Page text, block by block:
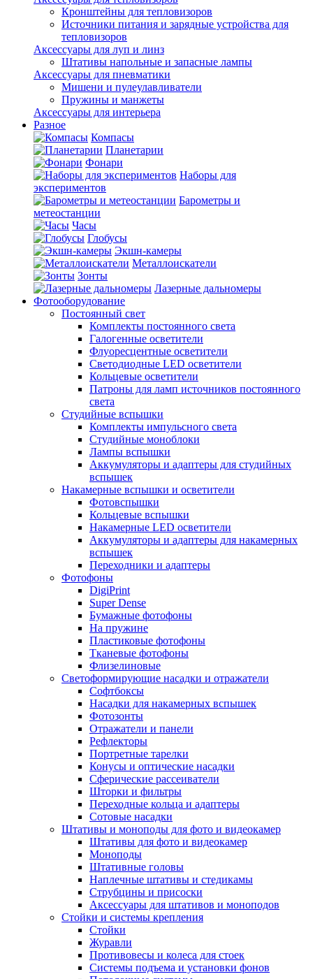
Кронштейны для тепловизоров
Источники питания и зарядные устройства для
тепловизоров
Аксессуары для луп и линз
Штативы напольные и запасные лампы
Аксессуары для пневматики
Мишени и пулеулавливатели
Пружины и манжеты
Аксессуары для интерьера
Разное
Компасы
Планетарии
Фонари
Наборы для
экспериментов
Барометры и
метеостанции
Часы
Глобусы
Экшн-камеры
Металлоискатели
Зонты
Лазерные дальномеры
Фотооборудование
Постоянный свет
Комплекты постоянного света
Галогенные осветители
Флуоресцентные осветители
Светодиодные LED осветители
Кольцевые осветители
Патроны для ламп источников постоянного
света
Студийные вспышки
Комплекты импульсного света
Студийные моноблоки
Лампы вспышки
Аккумуляторы и адаптеры для студийных
вспышек
Накамерные вспышки и осветители
Фотовспышки
Кольцевые вспышки
Накамерные LED осветители
Аккумуляторы и адаптеры для накамерных
вспышек
Переходники и адаптеры
Фотофоны
DigiPrint
Super Dense
Бумажные фотофоны
На пружине
Пластиковые фотофоны
Тканевые фотофоны
Флизелиновые
Светоформирующие насадки и отражатели
Софтбоксы
Насадки для накамерных вспышек
Фотозонты
Отражатели и панели
Рефлекторы
Портретные тарелки
Конусы и оптические насадки
Сферические рассеиватели
Шторки и фильтры
Переходные кольца и адаптеры
Сотовые насадки
Штативы и моноподы для фото и видеокамер
Штативы для фото и видеокамер
Моноподы
Штативные головы
Наплечные штативы и стедикамы
Струбцины и присоски
Аксессуары для штативов и моноподов
Стойки и системы крепления
Стойки
Журавли
Противовесы и колеса для стоек
Системы подъема и установки фонов